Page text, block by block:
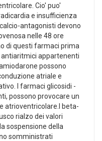
Cio' puo'
e insufficienza
antagonisti devono
nelle 48 ore
di questi farmaci prima
appartenenti
possono
atriale e
I farmaci glicosidi -
possono provocare un
atrioventricolare.I beta-
rialzo dei valori
sospensione della
somministrati